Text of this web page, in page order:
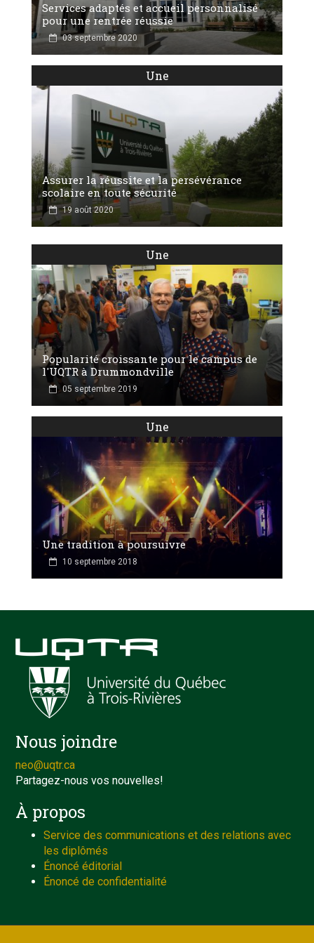
Services adaptés et accueil personnalisé
pour une rentrée réussie
03 septembre 2020
Une
Assurer la réussite et la persévérance
scolaire en toute sécurité
19 août 2020
Une
Popularité croissante pour le campus de
l'UQTR à Drummondville
05 septembre 2019
Une
Une tradition à poursuivre
10 septembre 2018
Nous joindre
neo@uqtr.ca
Partagez-nous vos nouvelles!
À propos
Service des communications et des relations avec
les diplômés
Énoncé éditorial
Énoncé de confidentialité